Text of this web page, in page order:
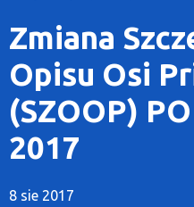
Zmiana
Opisu Osi
(SZOOP)
2017
8 sie 2017